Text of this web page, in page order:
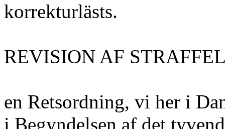
korrekturlästs.
REVISION AF
en Retsordning, vi her i
i Begyndelsen af det